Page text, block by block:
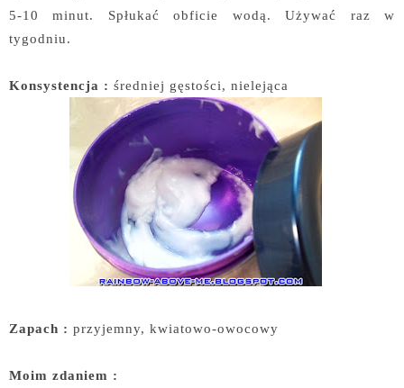
5-10 minut. Spłukać obficie wodą. Używać raz w
tygodniu.
Konsystencja : średniej gęstości, nielejąca
Zapach : przyjemny, kwiatowo-owocowy
Moim zdaniem :